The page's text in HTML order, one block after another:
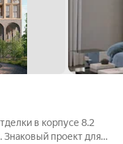
в корпусе 8.2
проект для